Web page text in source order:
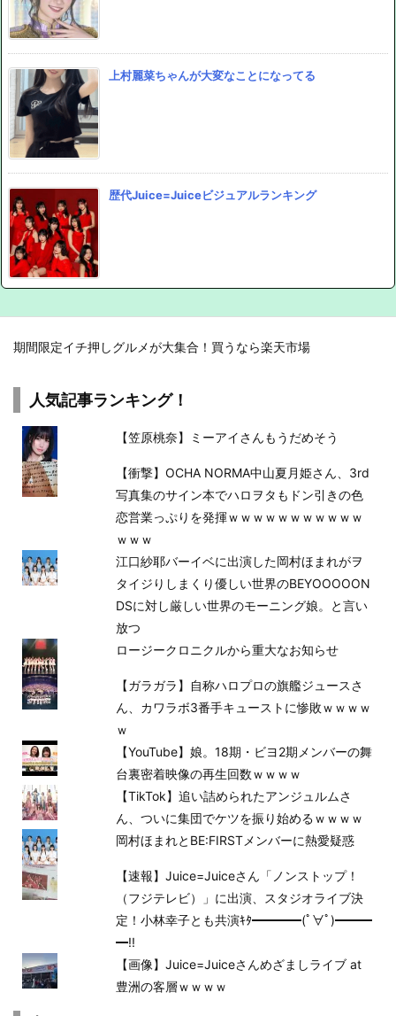
上村麗菜ちゃんが大変なことになってる
歴代Juice=Juiceビジュアルランキング
期間限定イチ押しグルメが大集合！買うなら楽天市場
人気記事ランキング！
【笠原桃奈】ミーアイさんもうだめそう
【衝撃】OCHA NORMA中山夏月姫さん、3rd
写真集のサイン本でハロヲタもドン引きの色
恋営業っぷりを発揮ｗｗｗｗｗｗｗｗｗｗｗ
ｗｗｗ
江口紗耶バーイベに出演した岡村ほまれがヲ
タイジりしまくり優しい世界のBEYOOOOON
DSに対し厳しい世界のモーニング娘。と言い
放つ
ロージークロニクルから重大なお知らせ
【ガラガラ】自称ハロプロの旗艦ジュースさ
ん、カワラボ3番手キューストに惨敗ｗｗｗｗ
ｗ
【YouTube】娘。18期・ビヨ2期メンバーの舞
台裏密着映像の再生回数ｗｗｗｗ
【TikTok】追い詰められたアンジュルムさ
ん、ついに集団でケツを振り始めるｗｗｗｗ
岡村ほまれとBE:FIRSTメンバーに熱愛疑惑
【速報】Juice=Juiceさん「ノンストップ！
（フジテレビ）」に出演、スタジオライブ決
定！小林幸子とも共演ｷﾀ━━━━(ﾟ∀ﾟ)━━━
━!!
【画像】Juice=Juiceさんめざましライブ at
豊洲の客層ｗｗｗｗ